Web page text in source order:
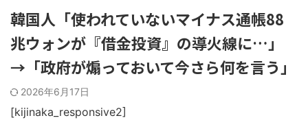
韓国人「韓国人の日本への好感度が最高記録を達成した理由」
韓国人「使われていないマイナス通帳88
兆ウォンが『借金投資』の導火線に…」
→「政府が煽っておいて今さら何を言う」
2026年6月17日
[kijinaka_responsive2]